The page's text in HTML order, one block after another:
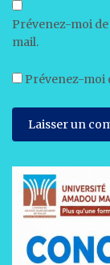
Prévenez-moi
mail.
Prévenez-moi